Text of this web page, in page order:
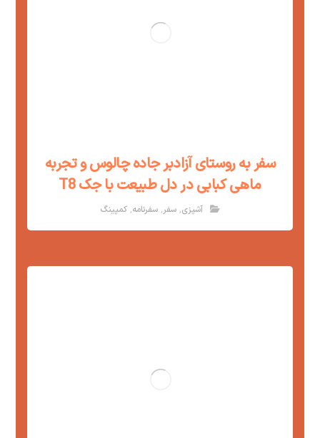
سفر به روستای آزادبر جاده چالوس و تجربه
ماهی کبابی در دل طبیعت با جک T8
آشپزی, سفر, سفرنامه, کمپینگ